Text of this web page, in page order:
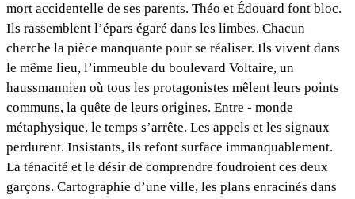
mort accidentelle de ses parents. Théo et Édouard font bloc.
Ils rassemblent l’épars égaré dans les limbes. Chacun
cherche la pièce manquante pour se réaliser. Ils vivent dans
le même lieu, l’immeuble du boulevard Voltaire, un
haussmannien où tous les protagonistes mêlent leurs points
communs, la quête de leurs origines. Entre - monde
métaphysique, le temps s’arrête. Les appels et les signaux
perdurent. Insistants, ils refont surface immanquablement.
La ténacité et le désir de comprendre foudroient ces deux
garçons. Cartographie d’une ville, les plans enracinés dans